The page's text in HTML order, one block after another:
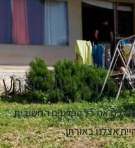
ואישור
לכם את כל הפרטים החשובים
אצלנו באורחן.